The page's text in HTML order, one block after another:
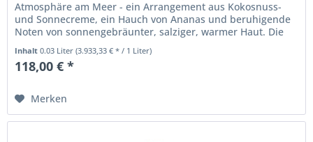
Atmosphäre am Meer - ein Arrangement aus Kokosnuss-
und Sonnecreme, ein Hauch von Ananas und beruhigende
Noten von sonnengebräunter, salziger, warmer Haut. Die
wilde Intimität einer...
Inhalt0.03 Liter(3.933,33 € * / 1 Liter)
118,00 € *
Merken